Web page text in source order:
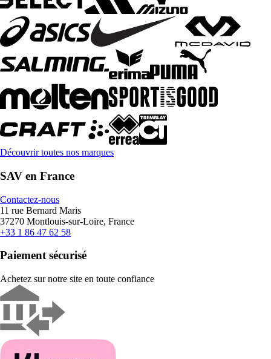
Découvrir toutes nos marques
SAV en France
Contactez-nous
11 rue Bernard Maris
37270 Montlouis-sur-Loire, France
+33 1 86 47 62 58
Paiement sécurisé
Achetez sur notre site en toute confiance